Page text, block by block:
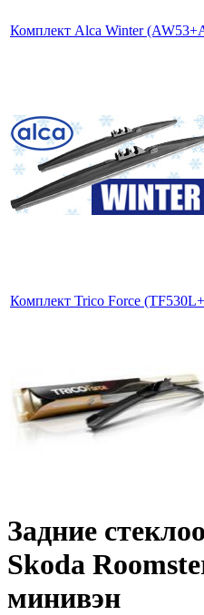
Комплект Alca Winter
Комплект Trico Force
Задние
Skoda
минивэн